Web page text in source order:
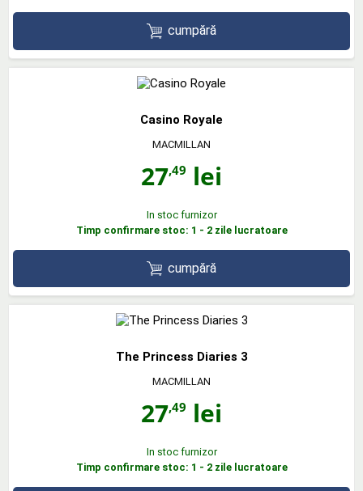
cumpără
Casino Royale
MACMILLAN
27,49 lei
In stoc furnizor
Timp confirmare stoc: 1 - 2 zile lucratoare
cumpără
The Princess Diaries 3
MACMILLAN
27,49 lei
In stoc furnizor
Timp confirmare stoc: 1 - 2 zile lucratoare